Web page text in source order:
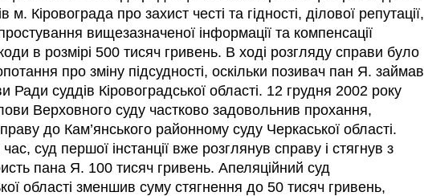
м. Кіровограда про захист честі та гідності, ділової репутації,
вищезазначеної інформації та компенсації
в розмірі 500 тисяч гривень. В ході розгляду справи було
про зміну підсудності, оскільки позивач пан Я. займав
Ради суддів Кіровоградської області. 12 грудня 2002 року
Верховного суду частково задовольнив прохання,
до Кам’янського районному суду Черкаської області.
суд першої інстанції вже розглянув справу і стягнув з
пана Я. 100 тисяч гривень. Апеляційний суд
області зменшив суму стягнення до 50 тисяч гривень,